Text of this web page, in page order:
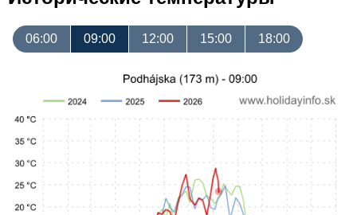
06:00 09:00 12:00 15:00 18:00